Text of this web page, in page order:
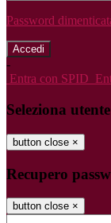
Password
-
Entra con SPID
Seleziona utente
button close ×
Recupero
button close ×